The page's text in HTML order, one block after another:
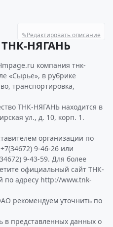
✎Редактировать описание
НЯГАНЬ
компания тнк-
«Сырье», в рубрике
транспортировка,
ТНК-НЯГАНЬ находится в
ул., д. 10, корп. 1.
организации по
9-46-26 или
9-43-59. Для более
официальный сайт ТНК-
адресу http://www.tnk-
рекомендуем уточнить по
в представленных данных о